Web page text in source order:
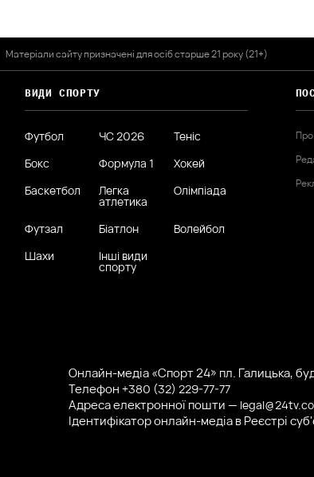
Матеріали сайту призначені для осіб старше 21 року (21+)
ВИДИ СПОРТУ
Футбол ЧС 2026
Теніс
Бокс
Формула 1
Хокей
Баскетбол
Легка
атлетика
Олімпіада
Футзал Біатлон
Волейбол
Шахи
Інші види
спорту
Онлайн-медіа «Спорт 24» пл. Галицька,
Телефон+380 (32) 229-77-77
Адреса електронної пошти —
Ідентифікатор онлайн-медіа в Реєстрі